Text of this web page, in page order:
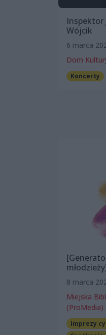
Inspektor
Wójcik
6 marca
Dom
Koncerty
8 marca
Miejska
(ProMedia)
Imprezy